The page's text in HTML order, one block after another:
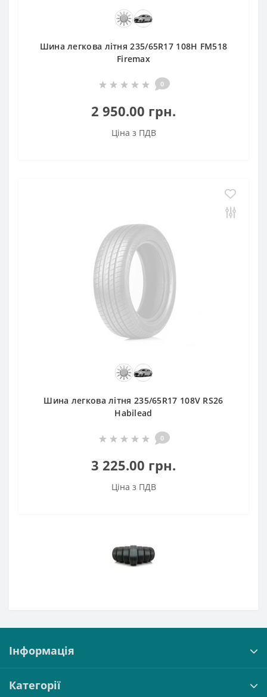
Шина легкова літня 235/65R17 108H FM518
Firemax
0
2 950.00 грн.
Ціна з ПДВ
Шина легкова літня 235/65R17 108V RS26
Habilead
0
3 225.00 грн.
Ціна з ПДВ
Інформація
Категорії